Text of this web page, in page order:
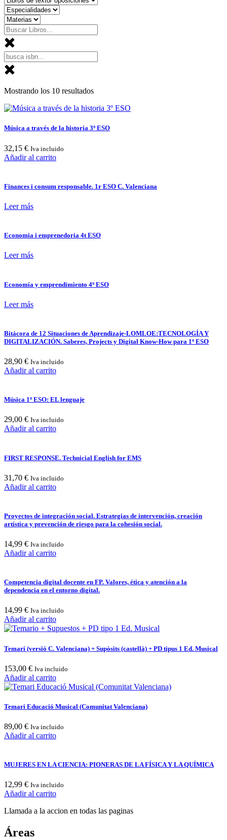
Mostrando los 10 resultados
Música a través de la historia 3º ESO
32,15 € Iva incluido
Añadir al carrito
Finances i consum responsable. 1r ESO C. Valenciana
Leer más
Economia i emprenedoria 4t ESO
Leer más
Economía y emprendimiento 4º ESO
Leer más
Bitácora de 12 Situaciones de Aprendizaje-LOMLOE:TECNOLOGÍA Y
DIGITALIZACIÓN. Saberes, Projects y Digital Know-How para 1º ESO
28,90 € Iva incluido
Añadir al carrito
Música 1º ESO: EL lenguaje
29,00 € Iva incluido
Añadir al carrito
FIRST RESPONSE. Technicial English for EMS
31,70 € Iva incluido
Añadir al carrito
Proyectos de integración social. Estrategias de intervención, creación
artística y prevención de riesgo para la cohesión social.
14,99 € Iva incluido
Añadir al carrito
Competencia digital docente en FP. Valores, ética y atención a la
dependencia en el entorno digital.
14,99 € Iva incluido
Añadir al carrito
Temari (versió C. Valenciana) + Supòsits (castellà) + PD tipus 1 Ed. Musical
153,00 € Iva incluido
Añadir al carrito
Temari Educació Musical (Comunitat Valenciana)
89,00 € Iva incluido
Añadir al carrito
MUJERES EN LA CIENCIA: PIONERAS DE LA FÍSICA Y LA QUÍMICA
12,99 € Iva incluido
Añadir al carrito
Llamada a la accion en todas las paginas
Áreas